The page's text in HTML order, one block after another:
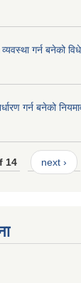
गर्न बनेको
गर्न बनेको
14 next ›